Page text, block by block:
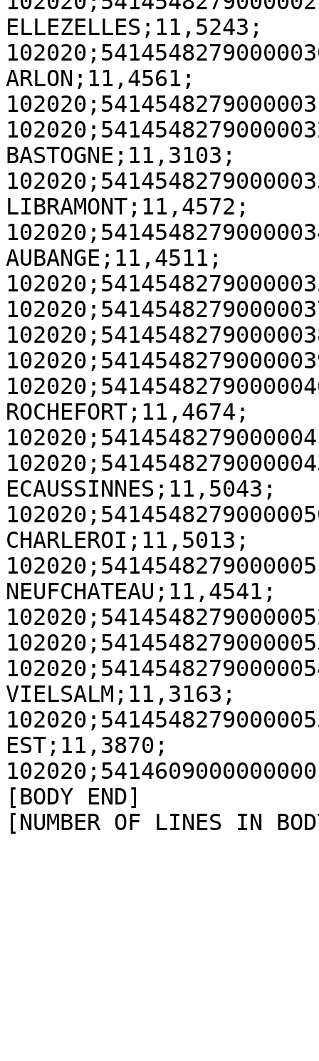
ELLEZELLES;11,5243;
ARLON;11,4561;
BASTOGNE;11,3103;
LIBRAMONT;11,4572;
AUBANGE;11,4511;
ROCHEFORT;11,4674;
ECAUSSINNES;11,5043;
CHARLEROI;11,5013;
NEUFCHATEAU;11,4541;
VIELSALM;11,3163;
EST;11,3870;
[BODY END]